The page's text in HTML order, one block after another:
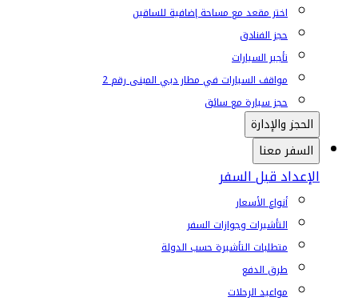
اختر مقعد مع مساحة إضافية للساقين
حجز الفنادق
تأجير السيارات
مواقف السيارات في مطار دبي المبنى رقم 2
حجز سيارة مع سائق
الحجز والإدارة
السفر معنا
الإعداد قبل السفر
أنواع الأسعار
التأشيرات وجوازات السفر
متطلبات التأشيرة حسب الدولة
طرق الدفع
مواعيد الرحلات